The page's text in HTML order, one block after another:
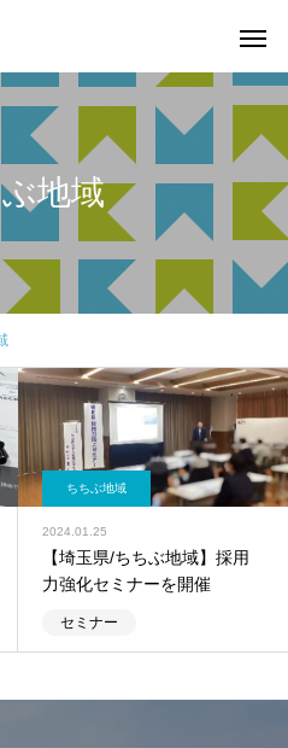
地域
ちちぶ地域
2024.01.25
【埼玉県/ちちぶ地域】採用
力強化セミナーを開催
セミナー